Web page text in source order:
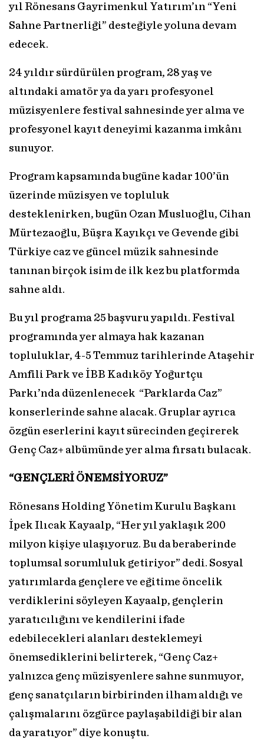
yıl Rönesans Gayrimenkul Yatırım’ın “Yeni
Sahne Partnerliği” desteğiyle yoluna devam
edecek.
24 yıldır sürdürülen program, 28 yaş ve
altındaki amatör ya da yarı profesyonel
müzisyenlere festival sahnesinde yer alma ve
profesyonel kayıt deneyimi kazanma imkânı
sunuyor.
Program kapsamında bugüne kadar 100’ün
üzerinde müzisyen ve topluluk
desteklenirken, bugün Ozan Musluoğlu, Cihan
Mürtezaoğlu, Büşra Kayıkçı ve Gevende gibi
Türkiye caz ve güncel müzik sahnesinde
tanınan birçok isim de ilk kez bu platformda
sahne aldı.
Bu yıl programa 25 başvuru yapıldı. Festival
programında yer almaya hak kazanan
topluluklar, 4-5 Temmuz tarihlerinde Ataşehir
Amfili Park ve İBB Kadıköy Yoğurtçu
Parkı’nda düzenlenecek “Parklarda Caz”
konserlerinde sahne alacak. Gruplar ayrıca
özgün eserlerini kayıt sürecinden geçirerek
Genç Caz+ albümünde yer alma fırsatı bulacak.
“GENÇLERİ ÖNEMSİYORUZ”
Rönesans Holding Yönetim Kurulu Başkanı
İpek Ilıcak Kayaalp, “Her yıl yaklaşık 200
milyon kişiye ulaşıyoruz. Bu da beraberinde
toplumsal sorumluluk getiriyor” dedi. Sosyal
yatırımlarda gençlere ve eğitime öncelik
verdiklerini söyleyen Kayaalp, gençlerin
yaratıcılığını ve kendilerini ifade
edebilecekleri alanları desteklemeyi
önemsediklerini belirterek, “Genç Caz+
yalnızca genç müzisyenlere sahne sunmuyor,
genç sanatçıların birbirinden ilham aldığı ve
çalışmalarını özgürce paylaşabildiği bir alan
da yaratıyor” diye konuştu.